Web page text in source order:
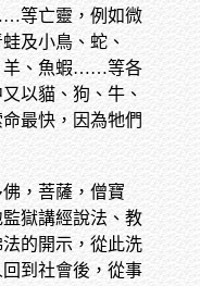
等亡靈，例如微
及小鳥、蛇、
羊、魚蝦……等各
以貓、狗、牛、
最快，因為牠們
，菩薩，僧寶
獄講經說法、教
的開示，從此洗
到社會後，從事